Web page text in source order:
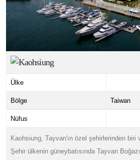
Kaohsiung
Ülke
Bölge Taiwan
Nüfus
Kaohsiung, Tayvan'ın özel şehirlerinden
Şehir ülkenin güneybatısında Tayvan